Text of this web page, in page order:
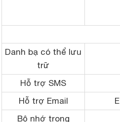
Danh bạ có thể lưu
trữ
Hỗ trợ SMS
Hỗ trợ Email
Bộ nhớ trong